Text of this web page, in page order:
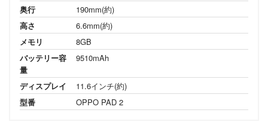
奥行
190mm(約)
高さ
6.6mm(約)
メモリ
8GB
バッテリー容
量
9510mAh
ディスプレイ
11.6インチ(約)
型番
OPPO PAD 2